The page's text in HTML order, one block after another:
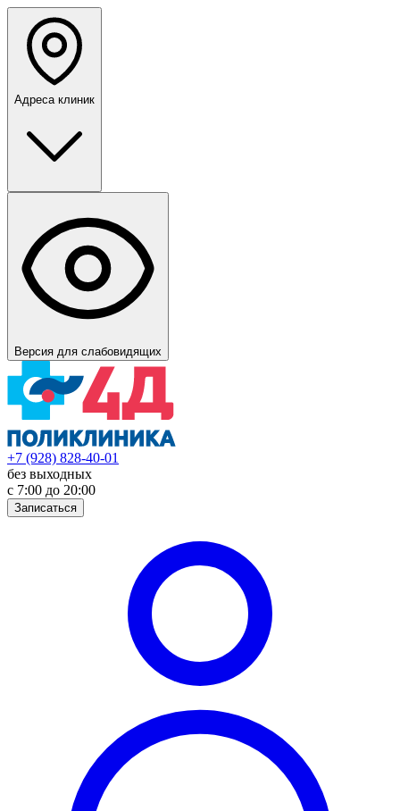
Адреса клиник
Версия для слабовидящих
+7 (928) 828-40-01
без выходных
с 7:00 до 20:00
Записаться